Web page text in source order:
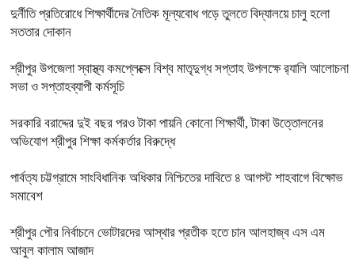
দুর্নীতি প্রতিরোধে শিক্ষার্থীদের নৈতিক মূল্যবোধ গড়ে তুলতে বিদ্যালয়ে চালু হলো
সততার দোকান
শ্রীপুর উপজেলা স্বাস্থ্য কমপ্লেক্সে বিশ্ব মাতৃদুগ্ধ সপ্তাহ উপলক্ষে র‍্যালি আলোচনা
সভা ও সপ্তাহব্যাপী কর্মসূচি
সরকারি বরাদ্দের দুই বছর পরও টাকা পায়নি কোনো শিক্ষার্থী, টাকা উত্তোলনের
অভিযোগ শ্রীপুর শিক্ষা কর্মকর্তার বিরুদ্ধে
পার্বত্য চট্টগ্রামে সাংবিধানিক অধিকার নিশ্চিতের দাবিতে ৪ আগস্ট শাহবাগে বিক্ষোভ
সমাবেশ
শ্রীপুর পৌর নির্বাচনে ভোটারদের আস্থার প্রতীক হতে চান আলহাজ্ব এস এম
আবুল কালাম আজাদ